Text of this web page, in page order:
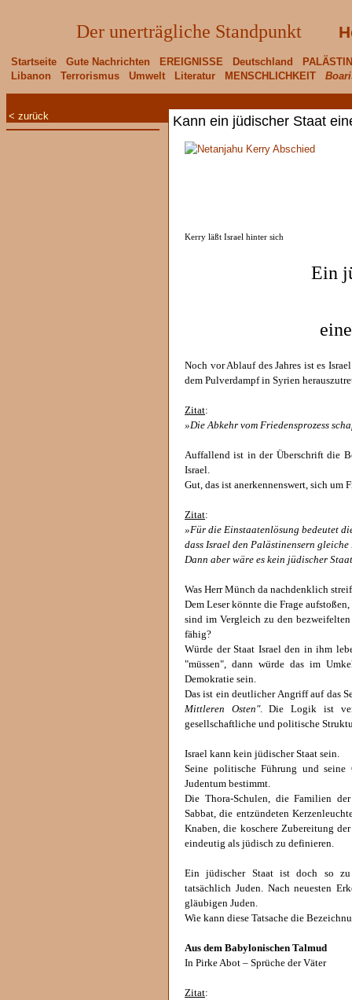
Der unerträgliche Standpunkt
Startseite Gute Nachrichten EREIGNISSE Deutschland
Libanon
Terrorismus Umwelt Literatur MENSCHLICHKEIT
< zurück Kann ein jüdischer Staat
Kerry läßt Israel hinter sich
Ein
Noch vor Ablauf des Jahres ist es
dem Pulverdampf in Syrien
Zitat:
»Die Abkehr vom Friedensprozess
Auffallend ist in der Überschrift die
Israel.
Gut, das ist anerkennenswert, sich um
Zitat:
»Für die Einstaatenlösung bedeutet
dass Israel den Palästinensern gleiche
Dann aber wäre es kein jüdischer
Was Herr Münch da nachdenklich
Dem Leser könnte die Frage aufstoßen,
sind im Vergleich zu den
fähig?
Würde der Staat Israel den in ihm
"müssen", dann würde das im
Demokratie sein.
Das ist ein deutlicher Angriff auf das
Mittleren Osten". Die Logik ist
gesellschaftliche und politische
Israel kann kein jüdischer Staat sein.
Seine politische Führung und seine
Judentum bestimmt.
Die Thora-Schulen, die Familien
Sabbat, die entzündeten
Knaben, die koschere Zubereitung
eindeutig als jüdisch zu definieren.
Ein jüdischer Staat ist doch so zu
tatsächlich Juden. Nach neuesten
gläubigen Juden.
Wie kann diese Tatsache die
Aus dem Babylonischen Talmud
In Pirke Abot – Sprüche der Väter
Zitat: